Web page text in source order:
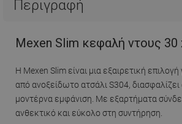
Περιγραφή
Mexen Slim κεφαλή ντους
Η Mexen Slim είναι μια εξαιρετική
από ανοξείδωτο ατσάλι S304,
μοντέρνα εμφάνιση. Με εξαρτήματα
ανθεκτικό και εύκολο στη συντήρηση.